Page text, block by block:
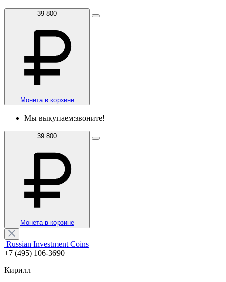
39 800
Монета в корзине
Мы выкупаем:звоните!
39 800
Монета в корзине
Russian Investment Coins
+7 (495) 106-3690
Кирилл